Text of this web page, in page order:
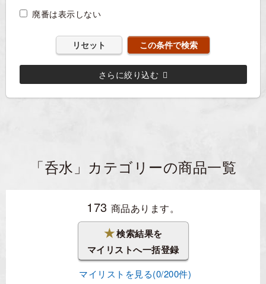
廃番は表示しない
リセット
さらに絞り込む
「呑水」カテゴリーの商品一覧
173 商品あります。
★検索結果を
マイリストへ一括登録
マイリストを見る(0/200件)